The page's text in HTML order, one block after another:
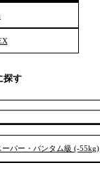
探す
ーパー・バンタム級 (-55kg)